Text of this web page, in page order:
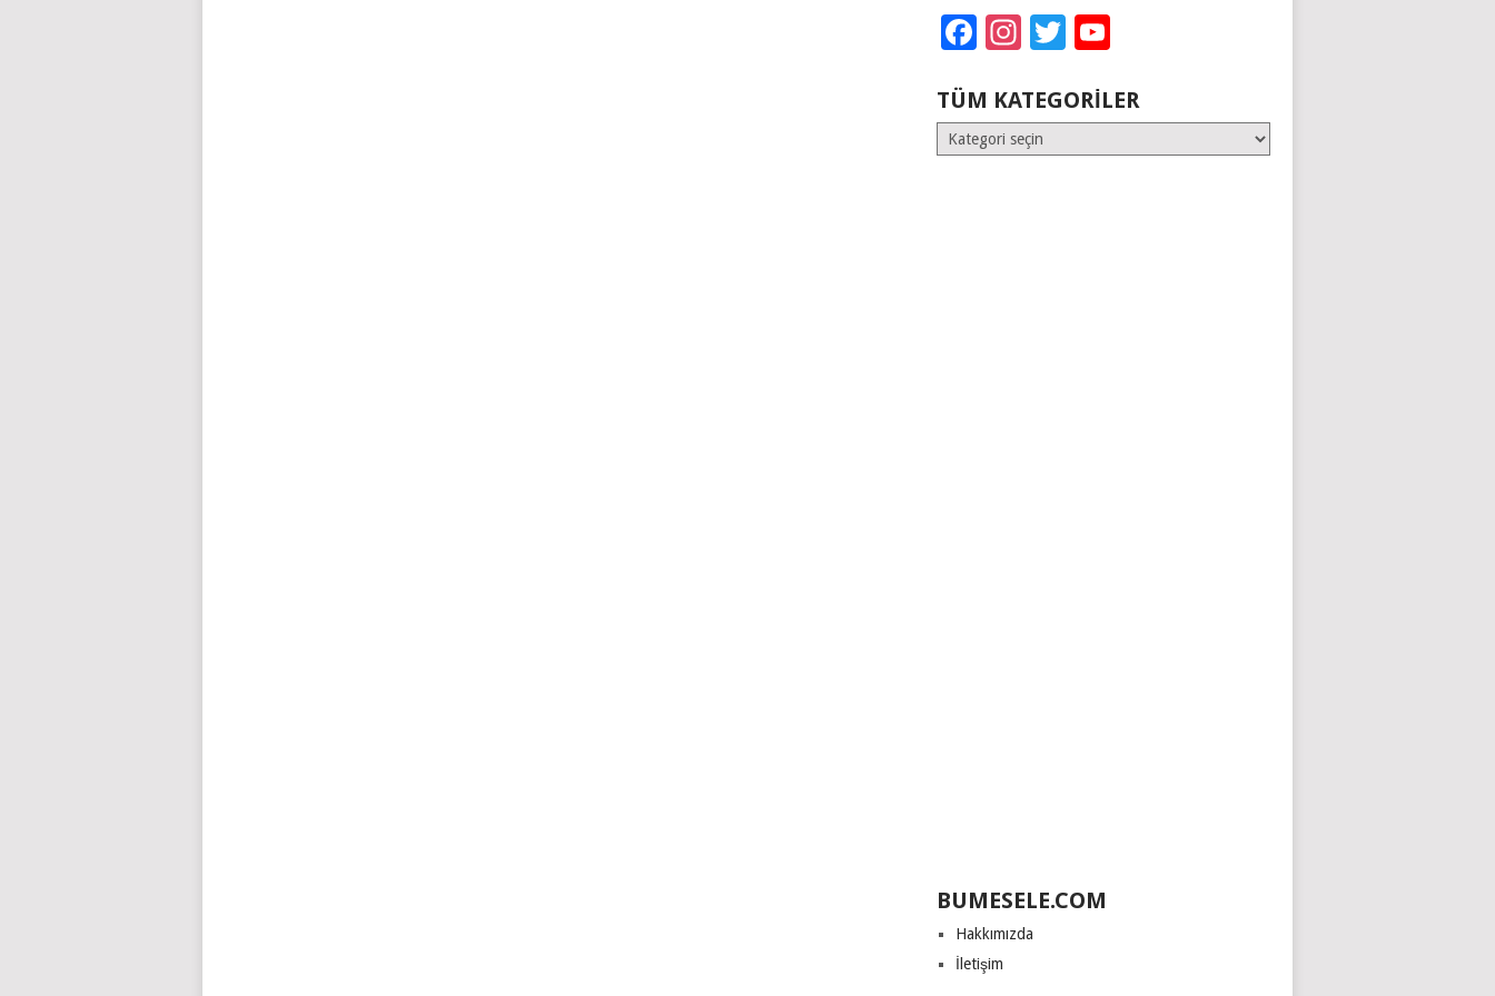
Facebook
Instagram
Twitter
TÜM KATEGORILER
Tüm
Kategoriler
BUMESELE.COM
Hakkımızda
İletişim